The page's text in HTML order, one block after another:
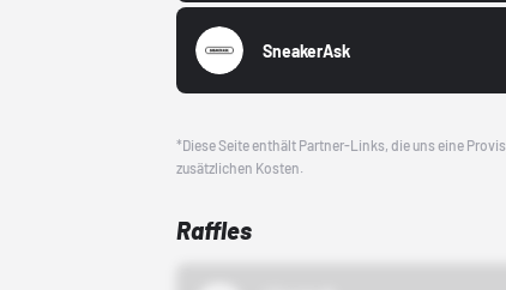
SneakerAsk
*Diese Seite enthält Partner-Links, die uns eine
zusätzlichen Kosten.
Raffles